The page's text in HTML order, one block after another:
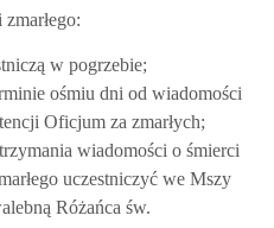
w pogrzebie;
ośmiu dni od wiadomości
Oficjum za zmarłych;
wiadomości o śmierci
uczestniczyć we Mszy
Różańca św.